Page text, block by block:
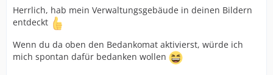
Herrlich, hab mein Verwaltungsgebäude in deinen Bildern
entdeckt
Wenn du da oben den Bedankomat aktivierst, würde ich
mich spontan dafür bedanken wollen